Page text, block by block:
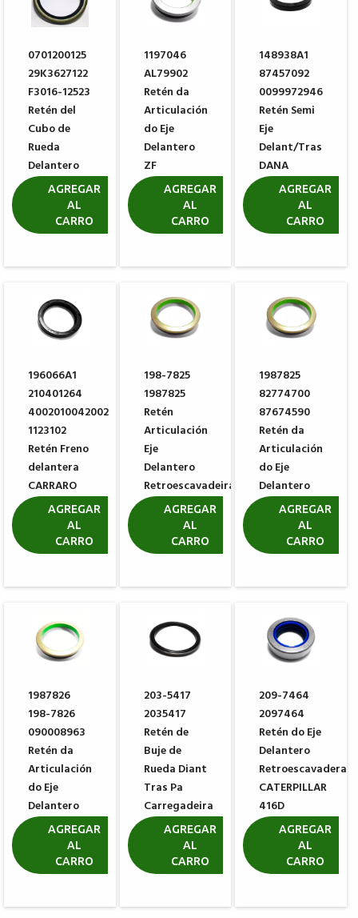
0701200125
29K3627122
F3016-12523
Retén del
Cubo de
Rueda
Delantero
CATERPILLAR
R$ 76,05
AGREGAR
AL
CARRO
1197046
AL79902
Retén da
Articulación
do Eje
Delantero
ZF
0734309369
R$ 95,63
AGREGAR
AL
CARRO
148938A1
87457092
0099972946
Retén Semi
Eje
Delant/Tras
DANA
001010668
R$ 9,70
AGREGAR
AL
CARRO
196066A1
210401264
4002010042002
1123102
Retén Freno
delantera
CARRARO
025311
R$ 6,62
AGREGAR
AL
CARRO
198-7825
1987825
Retén
Articulación
Eje
Delantero
Retroescavadeira
CATERPILLAR
416F2 420F
R$ 138,82
AGREGAR
AL
CARRO
1987825
82774700
87674590
Retén da
Articulación
do Eje
Delantero
Carraro
R$ 138,82
AGREGAR
AL
CARRO
1987826
198-7826
090008963
Retén da
Articulación
do Eje
Delantero
Carraro
R$ 64,88
AGREGAR
AL
CARRO
203-5417
2035417
Retén de
Buje de
Rueda Diant
Tras Pa
Carregadeira
CATERPILLAR
R$ 443,79
AGREGAR
AL
CARRO
209-7464
2097464
Retén do Eje
Delantero
Retroescavadera
CATERPILLAR
416D
R$ 111,27
AGREGAR
AL
CARRO